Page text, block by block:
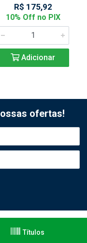
R$ 175,92
10% Off no PIX
Adicionar
ofertas!
Títulos